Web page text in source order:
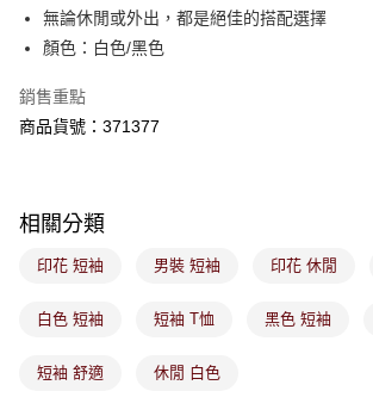
１．透過由恩沛科技股份有限公司提供之「AFTEE先
權轉讓予恩沛科技股份有限公司。
２．關於個人資料處理事宜，請瀏覽以下網址：
４．使用「AFTEE先享後付」時，將依據個別帳號之
請求用戶進行身份認證。
恩沛科技股份有限公司將有權停止該用戶之使用額度並
7-11取貨付款
每筆NT$80，滿NT$1,800(含以上)免運費
付款後7-11取貨
每筆NT$80，滿NT$1,800(含以上)免運費
每筆NT$100，滿NT$1,800(含以上)免運費
付款後門市取貨
無論休閒或外出，都是絕佳的搭配選擇
顏色：白色/黑色
銷售重點
商品貨號：371377
相關分類
印花 短袖 男裝 短袖 印花 休閒
白色 短袖 短袖 T恤 黑色 短袖
短袖 舒適 休閒 白色